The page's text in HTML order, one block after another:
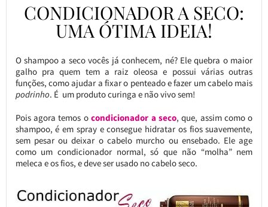
CONDICIONADOR A SECO:
UMA ÓTIMA IDEIA!
O shampoo a seco vocês já conhecem, né? Ele quebra o maior
galho pra quem tem a raiz oleosa e possui várias outras
funções, como ajudar a fixar o penteado e fazer um cabelo mais
podrinho. É um produto curinga e não vivo sem!
Pois agora temos ocondicionador a seco, que, assim como o
shampoo, é em spray e consegue hidratar os fios suavemente,
sem pesar ou deixar o cabelo murcho ou ensebado. Ele age
como um condicionador normal, só que não “molha” nem
meleca e os fios, e deve ser usado no cabelo seco.